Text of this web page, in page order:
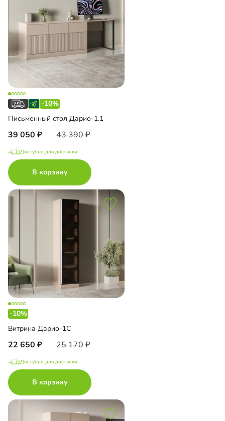
-10%
Письменный стол Дарио-1.1
39 050 43 390
Доступно для доставки
В корзину
-10%
Витрина Дарио-1С
22 650 25 170
Доступно для доставки
В корзину